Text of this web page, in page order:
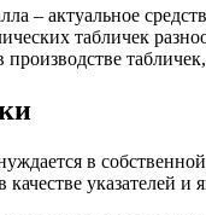
– актуальное
табличек
в
качестве